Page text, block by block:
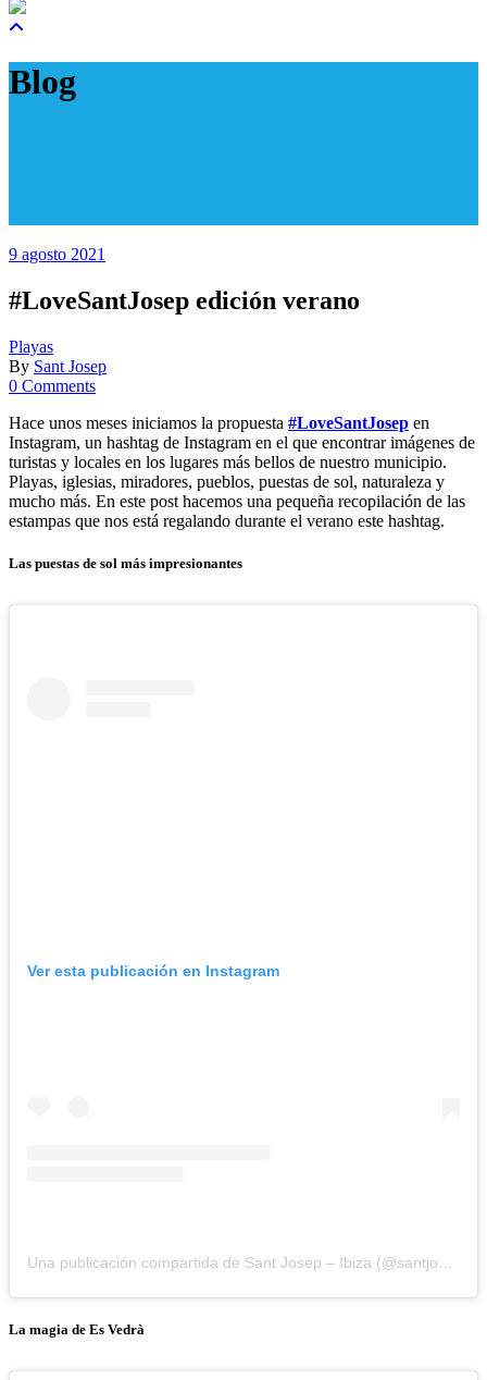
Blog
9 agosto 2021
#LoveSantJosep edición verano
Playas
By Sant Josep
0 Comments
Hace unos meses iniciamos la propuesta #LoveSantJosep en
Instagram, un hashtag de Instagram en el que encontrar imágenes de
turistas y locales en los lugares más bellos de nuestro municipio.
Playas, iglesias, miradores, pueblos, puestas de sol, naturaleza y
mucho más. En este post hacemos una pequeña recopilación de las
estampas que nos está regalando durante el verano este hashtag.
Las puestas de sol más impresionantes
Ver esta publicación en Instagram
La magia de Es Vedrà